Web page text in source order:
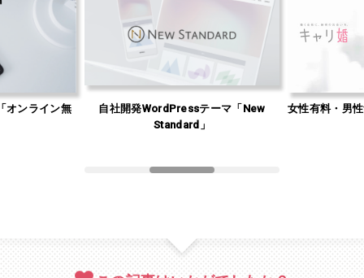
オンライン無
自社開発WordPressテーマ「New
Standard」
女性有料・男